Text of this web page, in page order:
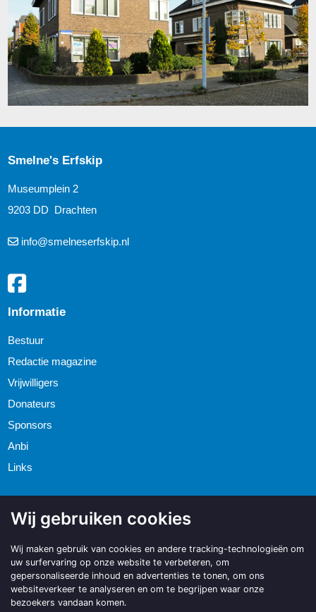
Wij gebruiken cookies
Wij maken gebruik van cookies en andere tracking-technologieën om
uw surfervaring op onze website te verbeteren, om
gepersonaliseerde inhoud en advertenties te tonen, om ons
websiteverkeer te analyseren en om te begrijpen waar onze
bezoekers vandaan komen.
Smelne's Erfskip
Museumplein 2
9203 DD Drachten
info@smelneserfskip.nl
Informatie
Bestuur
Redactie magazine
Vrijwilligers
Donateurs
Sponsors
Anbi
Links